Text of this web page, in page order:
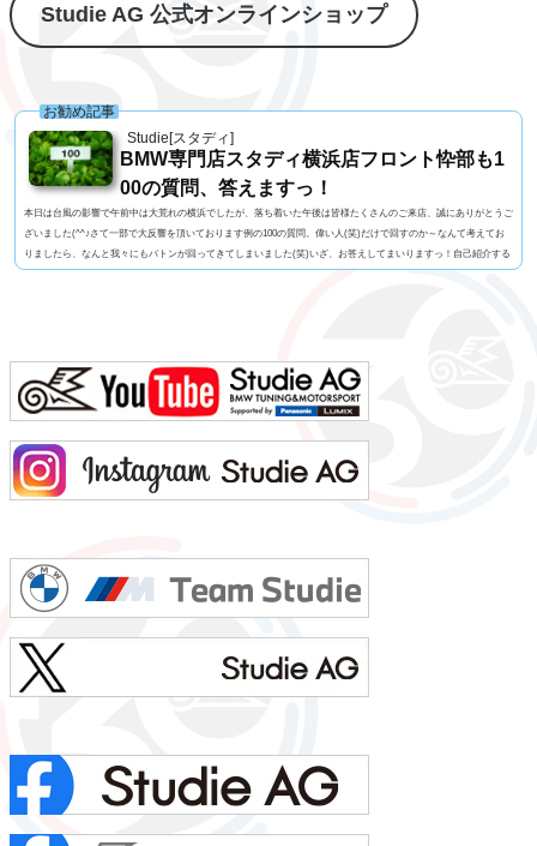
Studie AG 公式オンラインショップ
Studie[スタディ]
お勧め記事
BMW専門店スタディ横浜店フロント忰部も1
00の質問、答えますっ！
本日は台風の影響で午前中は大荒れの横浜でしたが、落ち着いた午後は皆様たくさんのご来店、誠にありがとうご
ざいました(^^♪さて一部で大反響を頂いております例の100の質問。偉い人(笑)だけで回すのか～なんて考えてお
りましたら、なんと我々にもバトンが回ってきてしまいました(笑)いざ、お答えしてまいりますっ！自己紹介する
人に100の質問名前 忰部尚史 知ってる人じゃないと読めない便利な苗字名前の由来 珍しい「忰」の字は